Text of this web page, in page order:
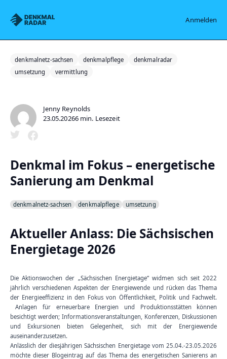
Denkmalradar Anmelden
denkmalnetz-sachsen denkmalpflege
denkmalradar
umsetzung
vermittlung
Jenny Reynolds
23.05.20266 min. Lesezeit
Denkmal im Fokus – energetische
Sanierung am Denkmal
denkmalnetz-sachsen denkmalpflege umsetzung
Aktueller Anlass: Die Sächsischen
Energietage 2026
Die Aktionswochen der „Sächsischen Energietage“ widmen sich seit 2022
jährlich verschiedenen Aspekten der Energiewende und rücken das Thema
der Energieeffizienz in den Fokus von Öffentlichkeit, Politik und Fachwelt.
Anlagen für erneuerbare Energien und Produktionsstätten können
besichtigt werden; Informationsveranstaltungen, Konferenzen, Diskussionen
und Exkursionen bieten Gelegenheit, sich mit der Energiewende
auseinanderzusetzen.
Anlässlich der diesjährigen Sächsischen Energietage vom 25.04.-23.05.2026
möchte dieser Blogeintrag auf das Thema des energetischen Sanierens an